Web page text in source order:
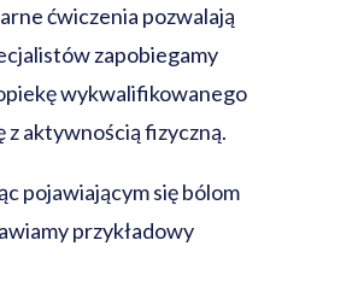
ćwiczenia pozwalają
zapobiegamy
wykwalifikowanego
z aktywnością fizyczną.
pojawiającym się bólom
przykładowy